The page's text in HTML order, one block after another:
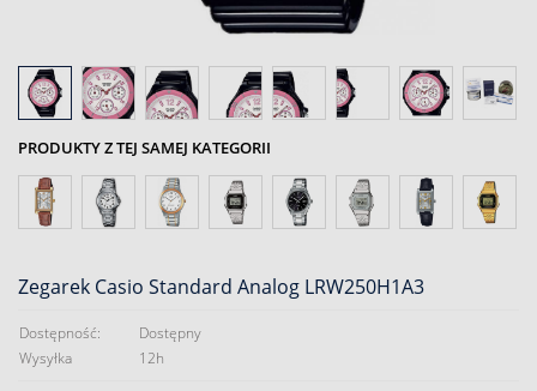
PRODUKTY Z TEJ SAMEJ KATEGORII
Zegarek Casio Standard Analog LRW250H1A3
Dostępność:
Dostępny
Wysyłka
12h